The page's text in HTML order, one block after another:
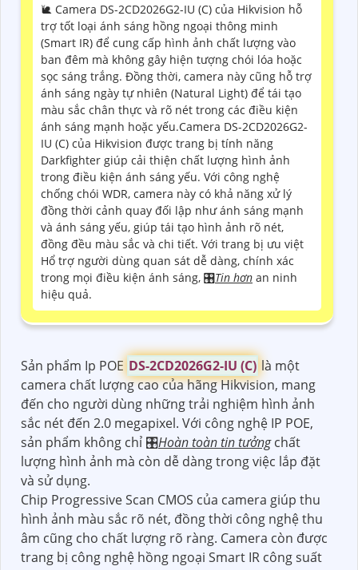
🐌 Camera DS-2CD2026G2-IU (C) của Hikvision hỗ
trợ tốt loại ánh sáng hồng ngoại thông minh
(Smart IR) để cung cấp hình ảnh chất lượng vào
ban đêm mà không gây hiện tượng chói lóa hoặc
sọc sáng trắng. Đồng thời, camera này cũng hỗ trợ
ánh sáng ngày tự nhiên (Natural Light) để tái tạo
màu sắc chân thực và rõ nét trong các điều kiện
ánh sáng mạnh hoặc yếu.Camera DS-2CD2026G2-
IU (C) của Hikvision được trang bị tính năng
Darkfighter giúp cải thiện chất lượng hình ảnh
trong điều kiện ánh sáng yếu. Với công nghệ
chống chói WDR, camera này có khả năng xử lý
đồng thời cảnh quay đối lập như ánh sáng mạnh
và ánh sáng yếu, giúp tái tạo hình ảnh rõ nét,
đồng đều màu sắc và chi tiết. Với trang bị ưu việt
Hổ trợ người dùng quan sát dễ dàng, chính xác
trong mọi điều kiện ánh sáng, 🎛Tin hơn an ninh
hiệu quả.
Sản phẩm Ip POE DS-2CD2026G2-IU (C) là một
camera chất lượng cao của hãng Hikvision, mang
đến cho người dùng những trải nghiệm hình ảnh
sắc nét đến 2.0 megapixel. Với công nghệ IP POE,
sản phẩm không chỉ 🎛Hoàn toàn tin tưởngchất
lượng hình ảnh mà còn dễ dàng trong việc lắp đặt
và sử dụng.
Chip Progressive Scan CMOS của camera giúp thu
hình ảnh màu sắc rõ nét, đồng thời công nghệ thu
âm cũng cho chất lượng rõ ràng. Camera còn được
trang bị công nghệ hồng ngoại Smart IR công suất